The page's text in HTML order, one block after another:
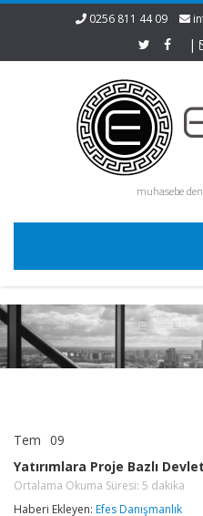
0256 811 44 09
|
muhasebe
Tem 09
Bazlı
Devlet
Yardımı
Yatırımlara Proje Bazlı
Ortalama Okuma Süresi: 5 dakika
Haberi Ekleyen: Efes Danışmanlık